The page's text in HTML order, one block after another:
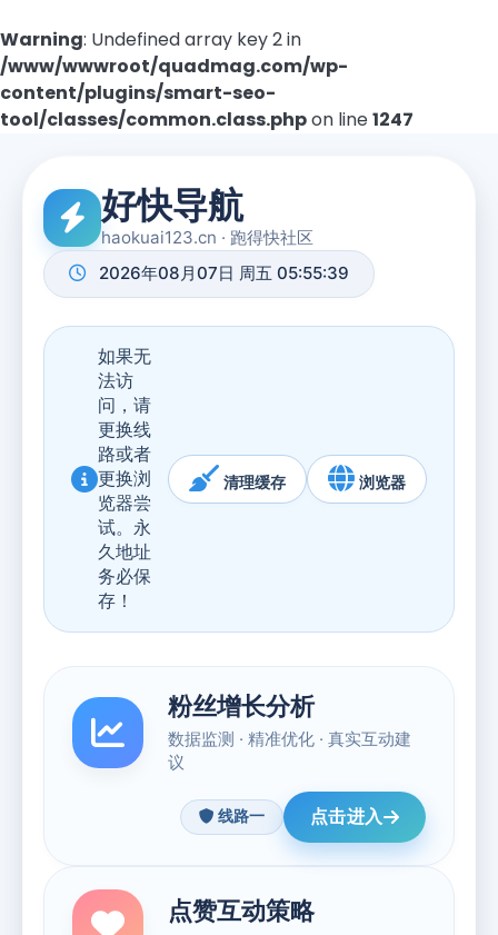
Warning: Undefined array key 2 in
/www/wwwroot/quadmag.com/wp-
content/plugins/smart-seo-
tool/classes/common.class.phpon line1247